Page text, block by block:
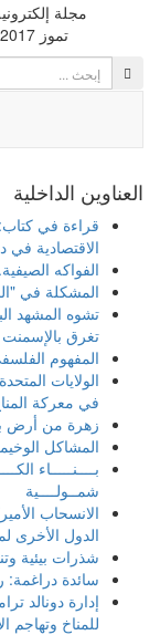
مجلة
تموز 2017 - العدد 96 (2017-07-01)
العناوين الداخلية
قراءة في كتاب:
الاقتصادية في
الفواكه
المشكلة في
تشوه المشهد
تغرق
المفهوم
الولايات
في معركة
زهرة من أرض
المشاكل
بــــنـــــاء
شمــولــــية
الانسحاب
الدول الأخرى
شذرات بيئية
سائدة
إدارة دونالد
للمناخ وتهاجم